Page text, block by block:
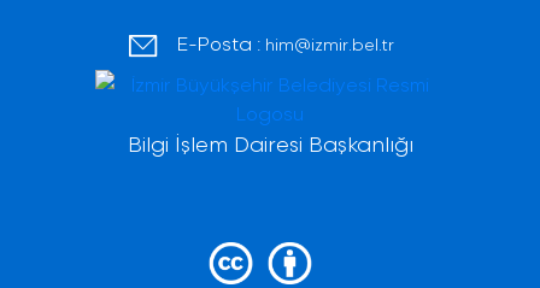
E-Posta : him@izmir.bel.tr
Bilgi İşlem Dairesi Başkanlığı